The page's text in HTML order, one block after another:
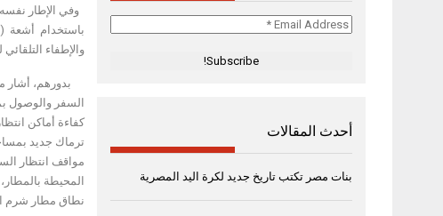
وفي الإطار
والإطفاء
بدورهم، أشار
المحيطة
نطاق مطار شرم
Email
أحدث المقالات
بنات مصر تكتب تاريخ جديد لكرة اليد المصرية